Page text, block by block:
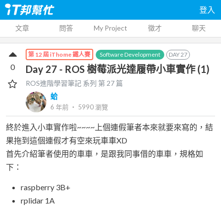
登入
文章 問答 My Project 徵才 聊天
第 12 屆 iThome 鐵人賽 Software Development DAY27
Day 27 - ROS 樹莓派光達履帶小車實作 (1)
ROS進階學習筆記 系列 第27 篇
蛤
6 年前 ‧ 5990瀏覽
0
終於進入小車實作啦~~~~上個連假筆者本來就要來寫的，結
果拖到這個連假才有空來玩車車XD
首先介紹筆者使用的車車，是跟我同事借的車車，規格如
下：
raspberry 3B+
rplidar 1A